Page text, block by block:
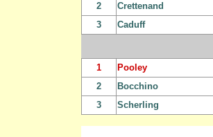
2
Crettenand
3
Caduff
1
Pooley
2
Bocchino
3
Scherling